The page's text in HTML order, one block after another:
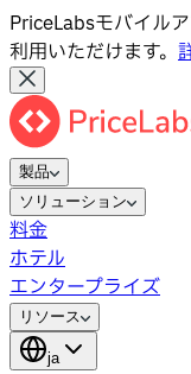
PriceLabsモバイル
利用いただけます。
製品
ソリューション
料金
ホテル
エンタープライズ
リソース
ja